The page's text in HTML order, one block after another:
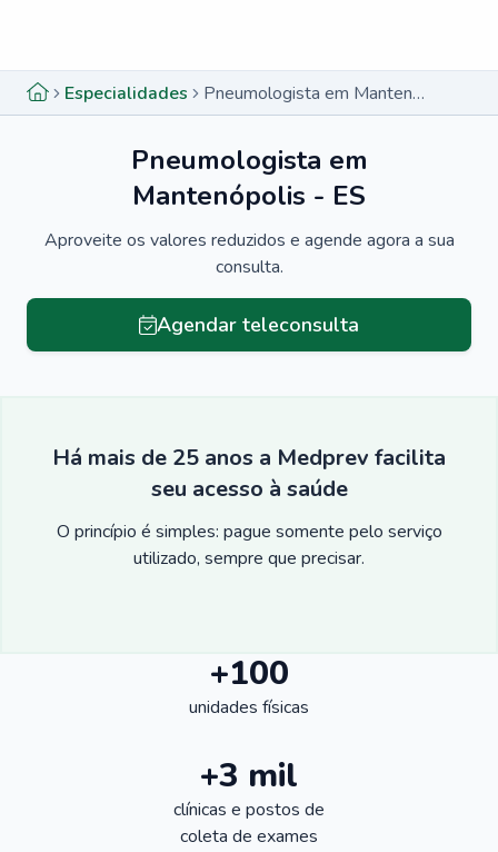
Especialidades Pneumologista em Mantenópolis - ES
Pneumologista em
Mantenópolis - ES
Aproveite os valores reduzidos e agende agora a sua
consulta.
Agendar teleconsulta
Há mais de 25 anos a Medprev facilita
seu acesso à saúde
O princípio é simples: pague somente pelo serviço
utilizado, sempre que precisar.
+100
unidades físicas
+3 mil
clínicas e postos de
coleta de exames